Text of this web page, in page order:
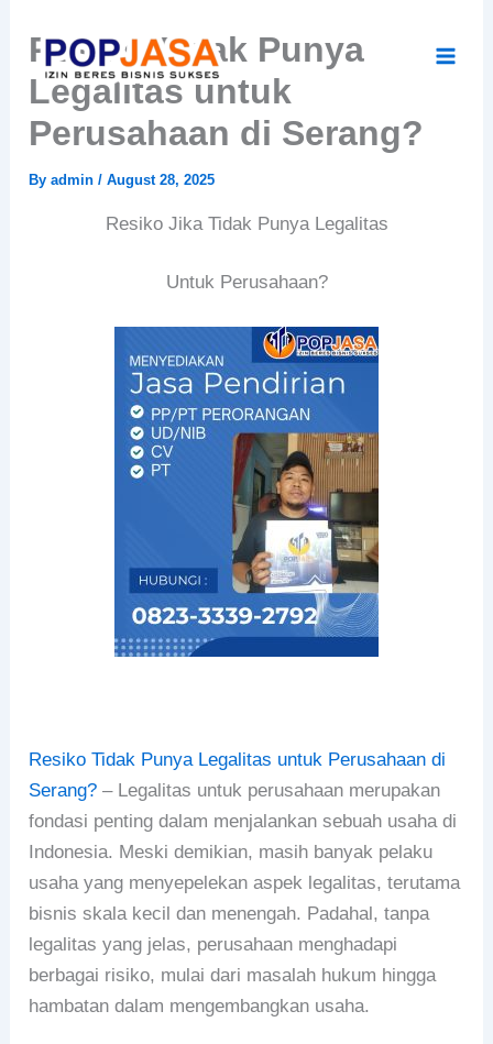
content
Resiko Tidak Punya
Legalitas untuk
Perusahaan di Serang?
Byadmin/August 28, 2025
Resiko Jika Tidak Punya Legalitas
Untuk Perusahaan?
Resiko Tidak Punya Legalitas untuk Perusahaan di
Serang? – Legalitas untuk perusahaan merupakan
fondasi penting dalam menjalankan sebuah usaha di
Indonesia. Meski demikian, masih banyak pelaku
usaha yang menyepelekan aspek legalitas, terutama
bisnis skala kecil dan menengah. Padahal, tanpa
legalitas yang jelas, perusahaan menghadapi
berbagai risiko, mulai dari masalah hukum hingga
hambatan dalam mengembangkan usaha.